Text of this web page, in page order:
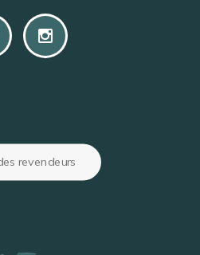
revendeurs